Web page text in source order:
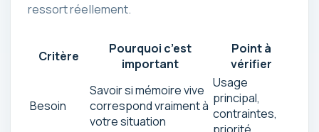
ressort réellement.
Critère
Pourquoi c’est
important
Point à
vérifier
Besoin
Savoir si mémoire vive
correspond vraiment à
votre situation
Usage
principal,
contraintes,